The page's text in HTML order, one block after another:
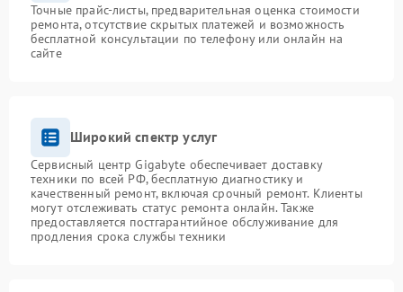
Точные прайс-листы, предварительная оценка стоимости
ремонта, отсутствие скрытых платежей и возможность
бесплатной консультации по телефону или онлайн на
сайте
Широкий спектр услуг
Сервисный центр Gigabyte обеспечивает доставку
техники по всей РФ, бесплатную диагностику и
качественный ремонт, включая срочный ремонт. Клиенты
могут отслеживать статус ремонта онлайн. Также
предоставляется постгарантийное обслуживание для
продления срока службы техники